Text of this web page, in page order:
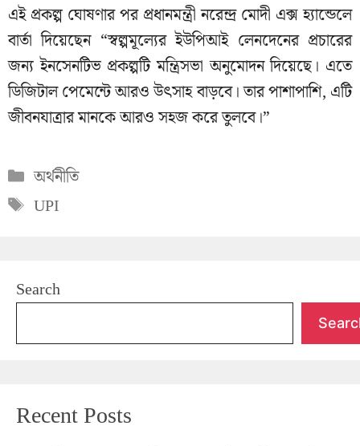
এই প্রকল্প ঘোষণার পর প্রধানমন্ত্রী নরেন্দ্র মোদী এক্স হ্যান্ডেলে
বার্তা দিয়েছেন “স্বল্পমূল্যের ইউপিআই লেনদেনের প্রচারের
জন্য ইনসেনটিভ প্রকল্পটি মন্ত্রিসভা অনুমোদন দিয়েছে। এতে
ডিজিটাল পেমেন্টে আরও উৎসাহ বাড়বে। তার পাশাপাশি, এটি
জীবনযাত্রার মানকে আরও সহজ করে তুলবে।”
Categories
অর্থনীতি
Tags
UPI
Search
Recent Posts